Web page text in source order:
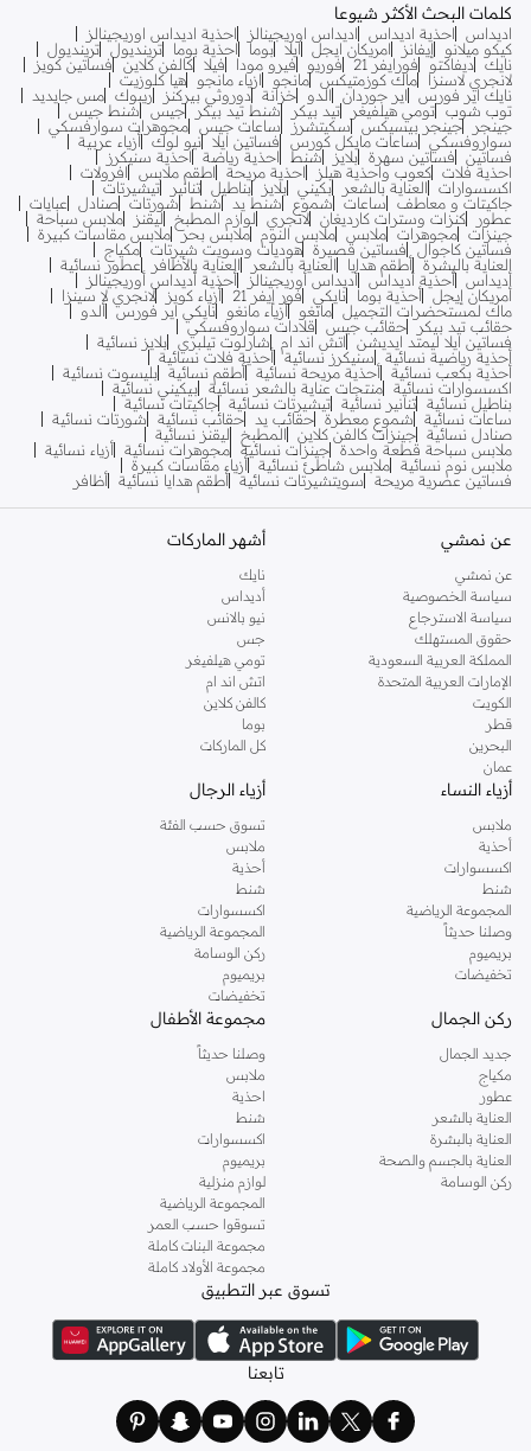
كلمات البحث الأكثر شيوعا
اديداس احذية اديداس اديداس اوريجينالز
احذية اديداس اوريجينالز
كيكو ميلانو
إيفانز امريكان ايجل ايلا بوما احذية بوما ترينديول ترينديول
نايك ديفاكتو فورايفر 21 فوريو فيرو مودا فيلا كالفن كلاين فساتين كويز
لانجري لاسنزا
ماك كوزمتيكس مانجو ازياء مانجو
هيا كلوزيت
نايك اير فورس
اير جوردان الدو خزانة دوروثي بيركنز ريبوك مس جايديد
توب شوب تومي هيلفيغر تيد بيكر شنط تيد بيكر جيس
شنط جيس
جينجر
جينجر بيسيكس سكيتشرز ساعات جيس مجوهرات سوارفسكي
سواروفسكي
ساعات مايكل كورس فساتين ايلا نيو لوك أزياء عربية
فساتين
فساتين سهرة بلايز شنط احذية رياضة
احذية سنيكرز
احذية فلات كعوب واحذية هيلز احذية مريحة اطقم ملابس
افرولات
اكسسوارات
العناية بالشعر بكيني بلايز بناطيل تنانير
تيشيرتات
جاكيتات و معاطف
ساعات شموع شنط يد شنط شورتات صنادل
عبايات
عطور
كنزات وسترات كارديغان لانجري لوازم المطبخ ليقنز
ملابس سباحة
جينزات مجوهرات ملابس ملابس النوم ملابس بحر ملابس مقاسات كبيرة
فساتين كاجوال
فساتين قصيرة هوديات وسويت شيرتات مكياج
العناية بالبشرة أطقم هدايا العناية بالشعر العناية بالأظافر
عطور نسائية
أديداس أحذية أديداس أديداس أوريجينالز
أحذية أديداس أوريجينالز
أمريكان إيجل أحذية بوما نايكي فور إيفر 21 أزياء كويز
لانجري لا سينزا
ماك لمستحضرات التجميل مانغو أزياء مانغو نايكي اير فورس ألدو
حقائب تيد بيكر
حقائب جيس
قلادات سواروفسكي
فساتين ايلا ليمتد ايديشن
اتش اند ام شارلوت تيلبري بلايز نسائية
أحذية رياضية نسائية
سنيكرز نسائية أحذية فلات نسائية
أحذية بكعب نسائية أحذية مريحة نسائية أطقم نسائية بليسوت نسائية
اكسسوارات نسائية منتجات عناية بالشعر نسائية بيكيني نسائية
بناطيل نسائية تنانير نسائية تيشيرتات نسائية جاكيتات نسائية
ساعات نسائية
شموع معطرة حقائب يد حقائب نسائية
شورتات نسائية
صنادل نسائية جينزات كالفن كلاين المطبخ
ليقنز نسائية
ملابس سباحة قطعة واحدة جينزات نسائية مجوهرات نسائية أزياء نسائية
ملابس نوم نسائية ملابس شاطئ نسائية أزياء مقاسات كبيرة
فساتين عصرية مريحة
سويتشيرتات نسائية أطقم هدايا نسائية أظافر
عن نمشي
عن نمشي
سياسة الخصوصية
سياسة الاسترجاع
حقوق المستهلك
المملكة العربية السعودية
الإمارات العربية المتحدة
الكويت
قطر
البحرين
عمان
أشهر الماركات
نايك
أديداس
نيو بالانس
جس
تومي هيلفيغر
اتش اند ام
كالفن كلاين
بوما
كل الماركات
أزياء النساء
ملابس
أحذية
اكسسوارات
شنط
المجموعة الرياضية
وصلنا حديثاً
بريميوم
تخفيضات
أزياء الرجال
تسوق حسب الفئة
ملابس
أحذية
شنط
اكسسوارات
المجموعة الرياضية
ركن الوسامة
بريميوم
تخفيضات
ركن الجمال
جديد الجمال
مكياج
عطور
العناية بالشعر
العناية بالبشرة
العناية بالجسم والصحة
ركن الوسامة
مجموعة الأطفال
وصلنا حديثاً
ملابس
احذية
شنط
اكسسوارات
بريميوم
لوازم منزلية
المجموعة الرياضية
تسوقوا حسب العمر
مجموعة البنات كاملة
مجموعة الأولاد كاملة
تسوق عبر التطبيق
تابعنا